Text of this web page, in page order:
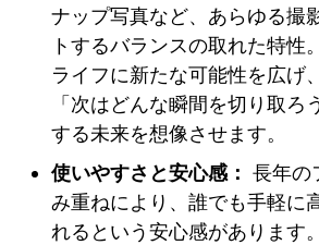
ナップ写真など、あらゆる撮
トするバランスの取れた特性
ライフに新たな可能性を広げ
「次はどんな瞬間を切り取ろ
する未来を想像させます。
使いやすさと安心感： 長年の
み重ねにより、誰でも手軽に
れるという安心感があります